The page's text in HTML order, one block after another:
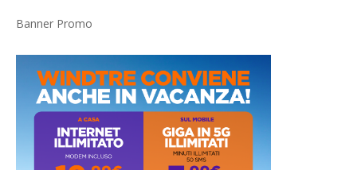
Banner Promo